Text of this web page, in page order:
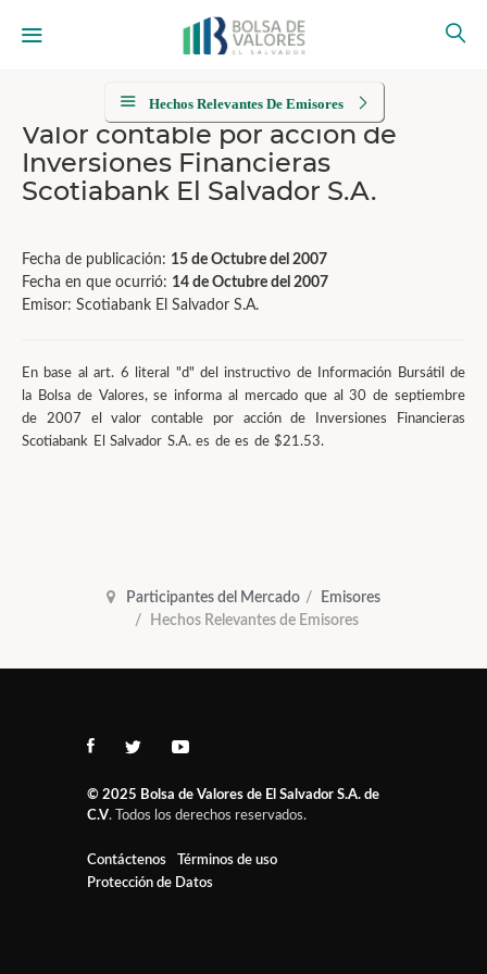
Hechos Relevantes De Emisores
Valor contable por acción de
Inversiones Financieras
Scotiabank El Salvador S.A.
Fecha de publicación: 15 de Octubre del 2007
Fecha en que ocurrió: 14 de Octubre del 2007
Emisor: Scotiabank El Salvador S.A.
En base al art. 6 literal "d" del instructivo de Información Bursátil de
la Bolsa de Valores, se informa al mercado que al 30 de septiembre
de 2007 el valor contable por acción de Inversiones Financieras
Scotiabank El Salvador S.A. es de es de $21.53.
Participantes del Mercado
Emisores
Hechos Relevantes de Emisores
© 2025 Bolsa de Valores de El Salvador S.A. de
C.V. Todos los derechos reservados.
Contáctenos
Términos de uso
Protección de Datos